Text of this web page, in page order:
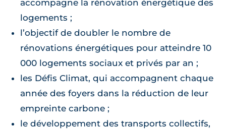
accompagne la rénovation énergétique des
logements ;
l’objectif de doubler le nombre de
rénovations énergétiques pour atteindre 10
000 logements sociaux et privés par an ;
les Défis Climat, qui accompagnent chaque
année des foyers dans la réduction de leur
empreinte carbone ;
le développement des transports collectifs,